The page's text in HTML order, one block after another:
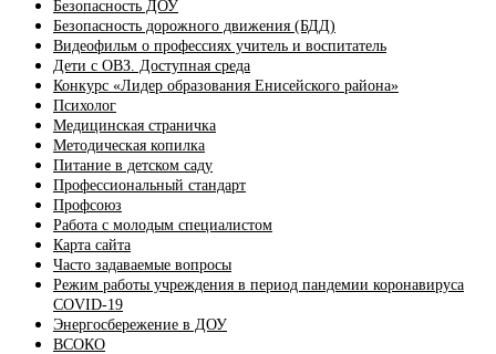
Безопасность ДОУ
Безопасность дорожного движения (БДД)
Видеофильм о профессиях учитель и воспитатель
Дети с ОВЗ. Доступная среда
Конкурс «Лидер образования Енисейского района»
Психолог
Медицинская страничка
Методическая копилка
Питание в детском саду
Профессиональный стандарт
Профсоюз
Работа с молодым специалистом
Карта сайта
Часто задаваемые вопросы
Режим работы учреждения в период пандемии коронавируса
COVID-19
Энергосбережение в ДОУ
ВСОКО